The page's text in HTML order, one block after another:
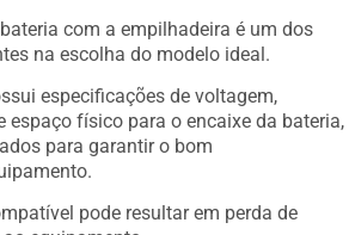
com a empilhadeira é um dos
na escolha do modelo ideal.
especificações de voltagem,
espaço físico para o encaixe da bateria,
para garantir o bom
pode resultar em perda de